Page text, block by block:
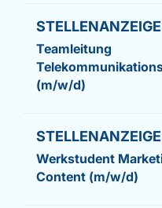
Teamleitung
(m/w/d)
Werkstudent
Content (m/w/d)